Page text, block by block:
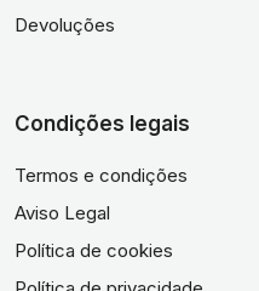
Devoluções
Condições legais
Termos e condições
Aviso Legal
Política de cookies